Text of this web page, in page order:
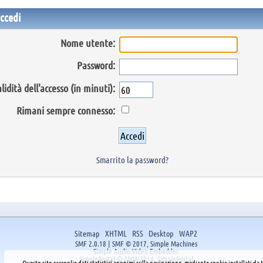
Nome utente:
Password:
dell'accesso (in minuti):
Rimani sempre connesso:
Smarrito la password?
Sitemap XHTML RSS Desktop WAP2
SMF 2.0.18 | SMF © 2017 Simple Machines
Simple Audio Video Embedder
SimplePortal © 2008-2014, SimplePortal